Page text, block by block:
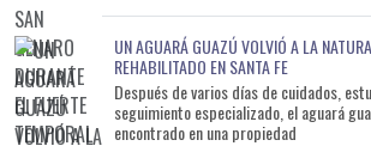
UN AGUARÁ GUAZÚ VOLVIÓ A LA
REHABILITADO EN SANTA FE
Después de varios días de cuidados,
seguimiento especializado, el aguará
encontrado en una propiedad